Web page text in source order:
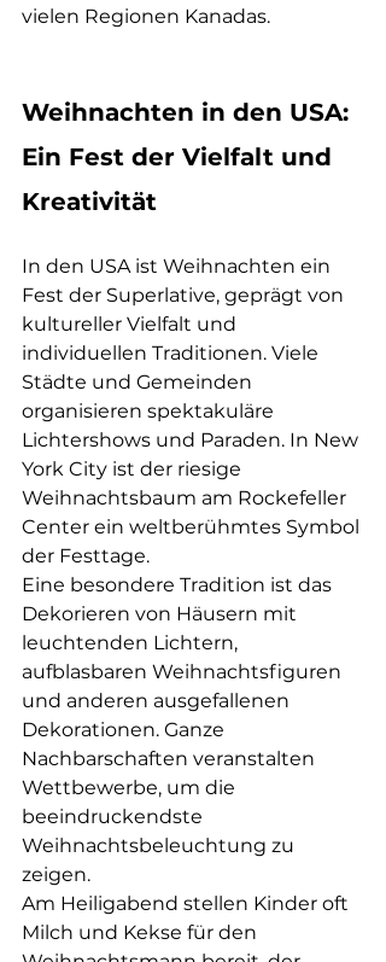
vielen Regionen Kanadas.
Weihnachten in den USA:
Ein Fest der Vielfalt und
Kreativität
In den USA ist Weihnachten ein
Fest der Superlative, geprägt von
kultureller Vielfalt und
individuellen Traditionen. Viele
Städte und Gemeinden
organisieren spektakuläre
Lichtershows und Paraden. In New
York City ist der riesige
Weihnachtsbaum am Rockefeller
Center ein weltberühmtes Symbol
der Festtage.
Eine besondere Tradition ist das
Dekorieren von Häusern mit
leuchtenden Lichtern,
aufblasbaren Weihnachtsfiguren
und anderen ausgefallenen
Dekorationen. Ganze
Nachbarschaften veranstalten
Wettbewerbe, um die
beeindruckendste
Weihnachtsbeleuchtung zu
zeigen.
Am Heiligabend stellen Kinder oft
Milch und Kekse für den